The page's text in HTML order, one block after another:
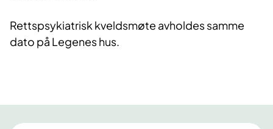
Rettspsykiatrisk kveldsmøte avholdes samme
dato på Legenes hus.